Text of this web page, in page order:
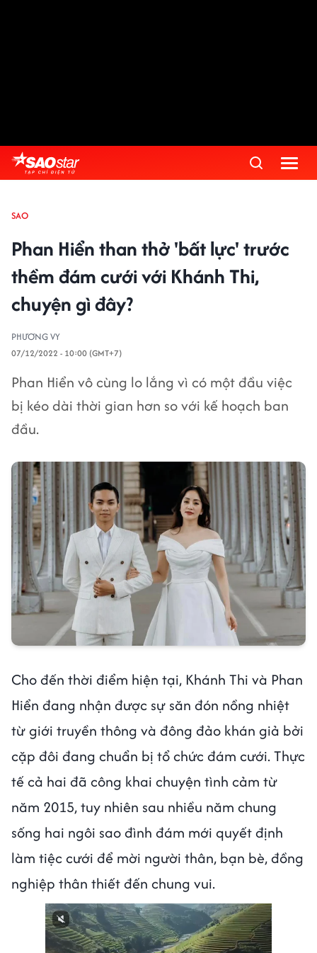
SAO
Phan Hiển than thở 'bất lực' trước
thềm đám cưới với Khánh Thi,
chuyện gì đây?
PHƯƠNG VY
07/12/2022 - 10:00 (GMT+7)
Phan Hiển vô cùng lo lắng vì có một đầu việc
bị kéo dài thời gian hơn so với kế hoạch ban
đầu.
Cho đến thời điểm hiện tại, Khánh Thi và Phan
Hiển đang nhận được sự săn đón nồng nhiệt
từ giới truyền thông và đông đảo khán giả bởi
cặp đôi đang chuẩn bị tổ chức đám cưới. Thực
tế cả hai đã công khai chuyện tình cảm từ
năm 2015, tuy nhiên sau nhiều năm chung
sống hai ngôi sao đình đám mới quyết định
làm tiệc cưới để mời người thân, bạn bè, đồng
nghiệp thân thiết đến chung vui.